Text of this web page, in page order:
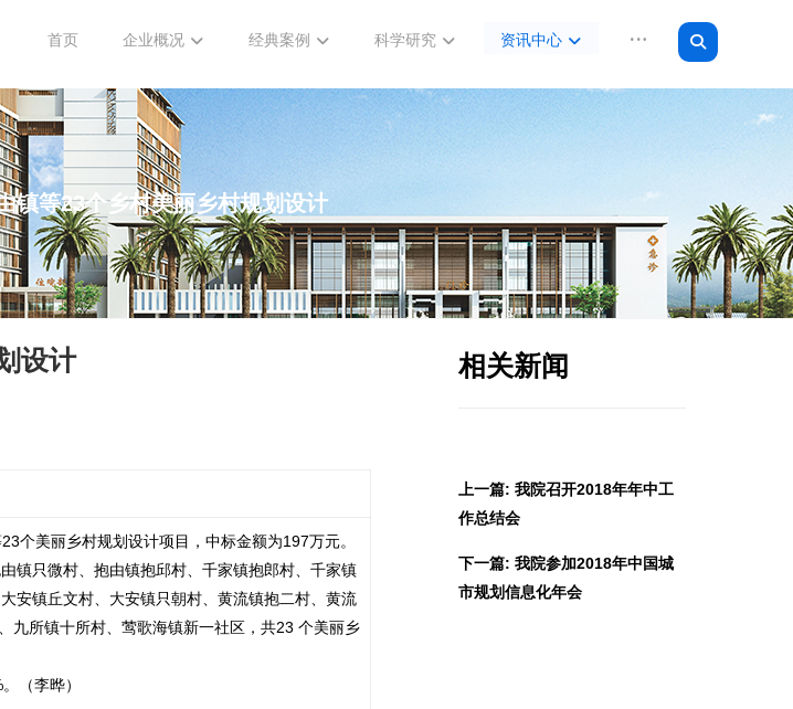
首页 企业概况 经典案例 科学研究 资讯中心
镇等23个乡村美丽乡村规划设计
设计
个美丽乡村规划设计项目，中标金额为197万元。
镇只微村、抱由镇抱邱村、千家镇抱郎村、千家镇
安镇丘文村、大安镇只朝村、黄流镇抱二村、黄流
九所镇十所村、莺歌海镇新一社区，共23 个美丽乡
（李晔）
相关新闻
上一篇: 我院召开2018年年中工
作总结会
下一篇: 我院参加2018年中国城
市规划信息化年会